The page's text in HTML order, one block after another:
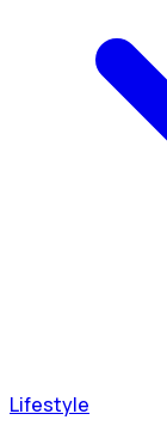
Lifestyle